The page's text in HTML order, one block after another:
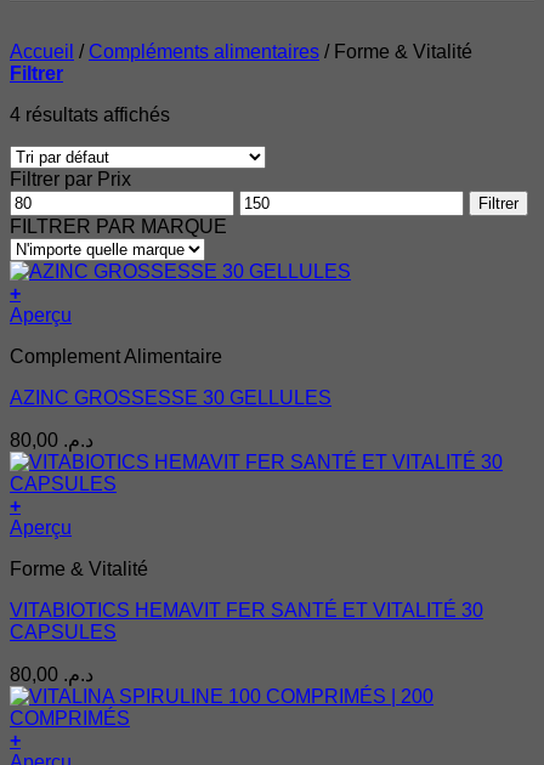
Accueil / Compléments alimentaires /Forme & Vitalité
Filtrer
4 résultats affichés
Filtrer par Prix
Prix
min
Prix
max
Filtrer
FILTRER PAR MARQUE
+
Aperçu
Complement Alimentaire
AZINC GROSSESSE 30 GELLULES
د.م.
+
Aperçu
Forme & Vitalité
VITABIOTICS HEMAVIT FER SANTÉ ET VITALITÉ 30
CAPSULES
د.م.
+
Ce